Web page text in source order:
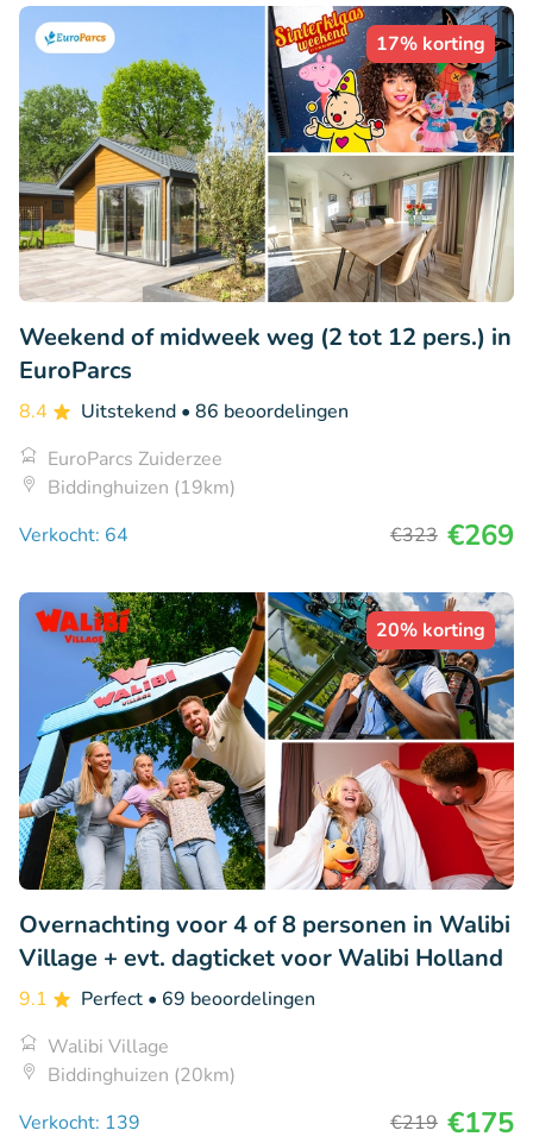
17% korting
Weekend of midweek weg (2 tot 12 pers.) in
EuroParcs
8.4 Uitstekend • 86 beoordelingen
EuroParcs Zuiderzee
Biddinghuizen (19km)
Verkocht: 64
€323 €269
20% korting
Overnachting voor 4 of 8 personen in Walibi
Village + evt. dagticket voor Walibi Holland
9.1 Perfect • 69 beoordelingen
Walibi Village
Biddinghuizen (20km)
Verkocht: 139
€219 €175